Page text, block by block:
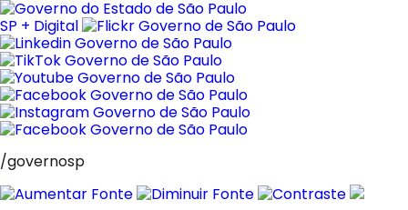
Pular
para
o
conteúdo
SP + Digital
/governosp